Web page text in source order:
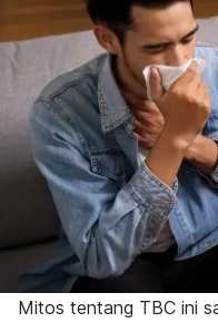
Mitos tentang TBC ini